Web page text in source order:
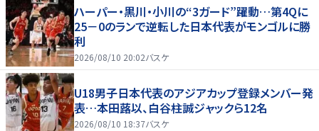
ハーパー・黒川・小川の“3ガード”躍動…第4Qに
25－0のランで逆転した日本代表がモンゴルに勝
利
2026/08/10 20:02バスケ
U18男子日本代表のアジアカップ登録メンバー発
表…本田蕗以、白谷柱誠ジャックら12名
2026/08/10 18:37バスケ